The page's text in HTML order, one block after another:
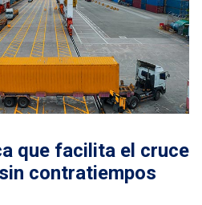
que facilita el cruce
contratiempos